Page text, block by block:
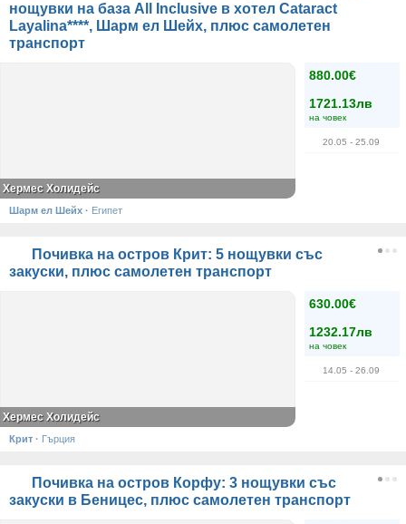
нощувки на база All Inclusive в хотел Cataract
Layalina****, Шарм ел Шейх, плюс самолетен
транспорт
880.00€
1721.13лв
на човек
20.05 - 25.09
Хермес Холидейс
Шарм ел Шейх · Египет
Почивка на остров Крит: 5 нощувки със
закуски, плюс самолетен транспорт
630.00€
1232.17лв
на човек
14.05 - 26.09
Хермес Холидейс
Крит · Гърция
Почивка на остров Корфу: 3 нощувки със
закуски в Беницес, плюс самолетен транспорт